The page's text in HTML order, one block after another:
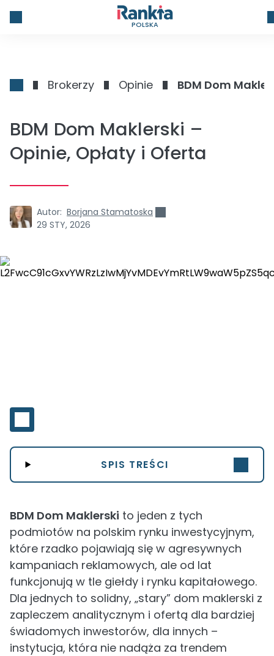
POLSKA
Brokerzy Opinie BDM Dom
BDM Dom Maklerski –
Opinie, Opłaty i Oferta
Autor: Borjana Stamatoska
29 STY, 2026
SPIS TREŚCI
BDM Dom Maklerski to jeden z tych
podmiotów na polskim rynku inwestycyjnym,
które rzadko pojawiają się w agresywnych
kampaniach reklamowych, ale od lat
funkcjonują w tle giełdy i rynku kapitałowego.
Dla jednych to solidny, „stary” dom maklerski z
zapleczem analitycznym i ofertą dla bardziej
świadomych inwestorów, dla innych –
instytucja, która nie nadąża za trendem